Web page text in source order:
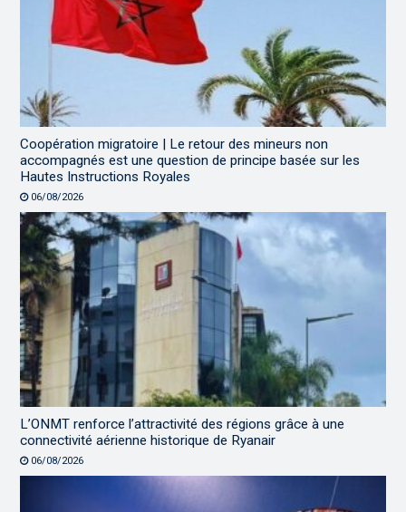
Coopération migratoire | Le retour des mineurs non
accompagnés est une question de principe basée sur les
Hautes Instructions Royales
06/08/2026
L’ONMT renforce l’attractivité des régions grâce à une
connectivité aérienne historique de Ryanair
06/08/2026